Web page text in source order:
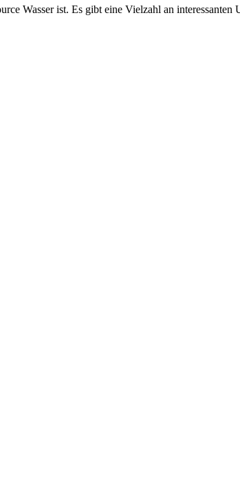
Wasser ist. Es gibt eine Vielzahl an inter­es­santen